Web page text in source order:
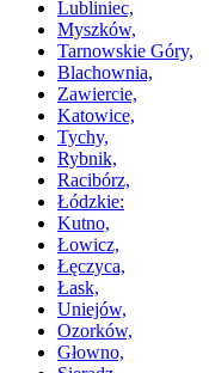
Lubliniec,
Myszków,
Tarnowskie Góry,
Blachownia,
Zawiercie,
Katowice,
Tychy,
Rybnik,
Racibórz,
Łódzkie:
Kutno,
Łowicz,
Łęczyca,
Łask,
Uniejów,
Ozorków,
Głowno,